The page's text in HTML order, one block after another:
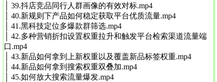
│ 39.抖店竞品同行人群画像的有效对标.mp4
│ 40.新规则下产品如何稳定获取平台优质流量.mp4
│ 41.黑科技定位多爆款群筛选.mp4
│ 42.多种营销折扣设置权重拉升和触发平台检索渠道流量端
口.mp4
│ 43.新品如何拿到上新权重以及覆盖新品标签权重.mp4
│ 44.新品如何拿到搜索权重双叠加.mp4
│ 45.如何放大搜索流量爆发.mp4